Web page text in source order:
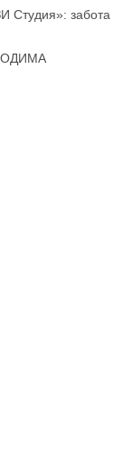
Студия»: забота